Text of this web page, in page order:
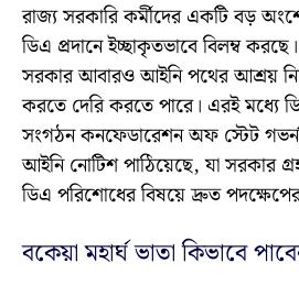
রাজ্য সরকারি কর্মীদের একটি বড়
ডিএ প্রদানে ইচ্ছাকৃতভাবে বিলম্ব
সরকার আবারও আইনি পথের আশ্রয়
করতে দেরি করতে পারে। এরই মধ্যে
সংগঠন কনফেডারেশন অফ স্টেট
আইনি নোটিশ পাঠিয়েছে, যা সরকার
ডিএ পরিশোধের বিষয়ে দ্রুত
বকেয়া মহার্ঘ ভাতা কিভাবে